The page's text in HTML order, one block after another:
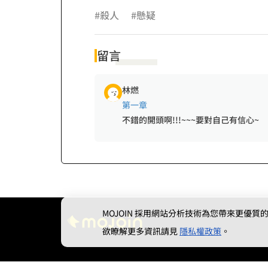
#殺人 #懸疑
留言
林燃
第一章
不錯的開頭啊!!!~~~要對自己有信心~
MOJOIN 採用網站分析技術為您帶來更優質
欲瞭解更多資訊請見 隱私權政策 。